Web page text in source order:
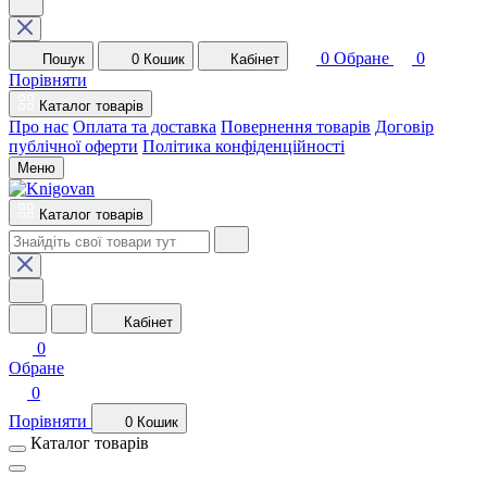
Пошук 0 Кошик Кабінет 0 Обране
0
Порівняти
Каталог товарів
Про нас Оплата та доставка Повернення товарів Договір
публічної оферти Політика конфіденційності
Меню
Каталог товарів
Кабінет
0
Обране
0
Порівняти
0 Кошик
Каталог товарів